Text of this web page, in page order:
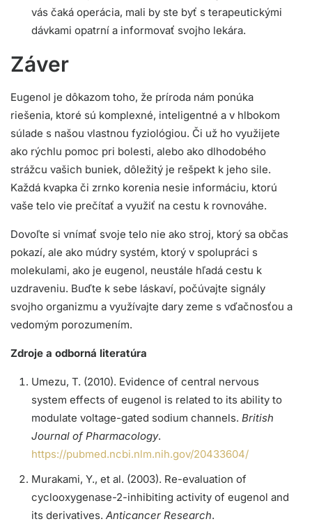
vás čaká operácia, mali by ste byť s terapeutickými
dávkami opatrní a informovať svojho lekára.
Záver
Eugenol je dôkazom toho, že príroda nám ponúka
riešenia, ktoré sú komplexné, inteligentné a v hlbokom
súlade s našou vlastnou fyziológiou. Či už ho využijete
ako rýchlu pomoc pri bolesti, alebo ako dlhodobého
strážcu vašich buniek, dôležitý je rešpekt k jeho sile.
Každá kvapka či zrnko korenia nesie informáciu, ktorú
vaše telo vie prečítať a využiť na cestu k rovnováhe.
Dovoľte si vnímať svoje telo nie ako stroj, ktorý sa občas
pokazí, ale ako múdry systém, ktorý v spolupráci s
molekulami, ako je eugenol, neustále hľadá cestu k
uzdraveniu. Buďte k sebe láskaví, počúvajte signály
svojho organizmu a využívajte dary zeme s vďačnosťou a
vedomým porozumením.
Zdroje a odborná literatúra
Umezu, T. (2010). Evidence of central nervous
system effects of eugenol is related to its ability to
modulate voltage-gated sodium channels. British
Journal of Pharmacology.
https://pubmed.ncbi.nlm.nih.gov/20433604/
Murakami, Y., et al. (2003). Re-evaluation of
cyclooxygenase-2-inhibiting activity of eugenol and
its derivatives. Anticancer Research.